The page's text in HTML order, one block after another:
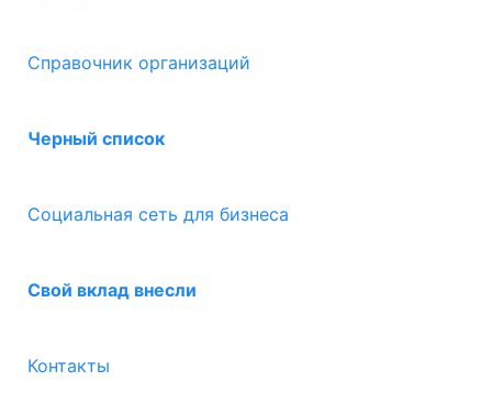
Справочник организаций
Черный список
Социальная сеть для бизнеса
Свой вклад внесли
Контакты